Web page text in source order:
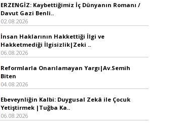
ERZENGİZ: Kaybettiğimiz İç Dünyanın Romanı /
Davut Gazi Benli..
02.08.2026
İnsan Haklarının Hakkettiği İlgi ve
Hakketmediği İlgisizlik|Zeki ..
06.08.2026
Reformlarla Onarılamayan Yargı|Av.Semih
Biten
04.08.2026
Ebeveynliğin Kalbi: Duygusal Zekâ ile Çocuk
Yetiştirmek |Tuğba Ka..
06.08.2026